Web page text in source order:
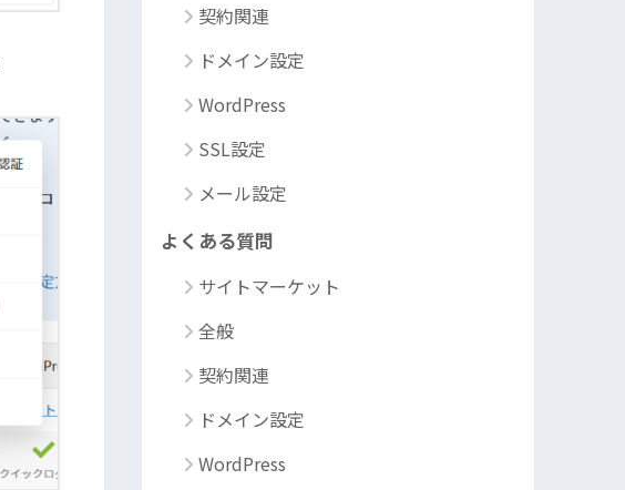
契約関連
ドメイン設定
WordPress
SSL設定
メール設定
よくある質問
サイトマーケット
全般
契約関連
ドメイン設定
WordPress